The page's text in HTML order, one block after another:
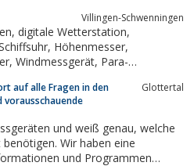
Villingen-Schwenningen
Fallschirmspringer, Glasen-Uhr, Sportuhr,...
auf alle Fragen in den
vorausschauende
Glottertal
und weiß genau, welche
Wir haben eine
und Programmen